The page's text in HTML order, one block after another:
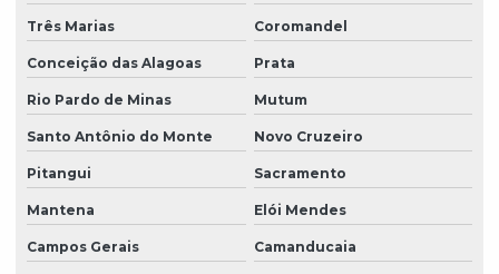
Três Marias Coromandel
Conceição das Alagoas Prata
Rio Pardo de Minas Mutum
Santo Antônio do Monte Novo Cruzeiro
Pitangui Sacramento
Mantena Elói Mendes
Campos Gerais Camanducaia